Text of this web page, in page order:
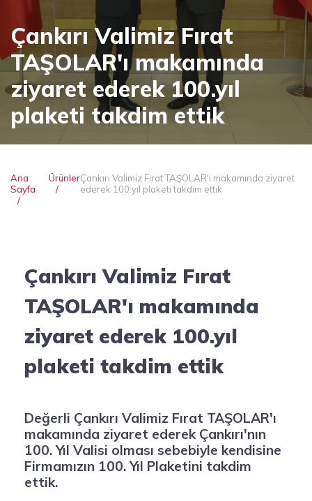
Çankırı Valimiz Fırat
TAŞOLAR'ı makamında
ziyaret ederek 100.yıl
plaketi takdim ettik
Ana
Sayfa
ÜrünlerÇankırı Valimiz Fırat TAŞOLAR'ı makamında ziyaret
ederek 100.yıl plaketi takdim ettik
Çankırı Valimiz Fırat
TAŞOLAR'ı makamında
ziyaret ederek 100.yıl
plaketi takdim ettik
Değerli Çankırı Valimiz Fırat TAŞOLAR'ı
makamında ziyaret ederek Çankırı'nın
100. Yıl Valisi olması sebebiyle kendisine
Firmamızın 100. Yıl Plaketini takdim
ettik.